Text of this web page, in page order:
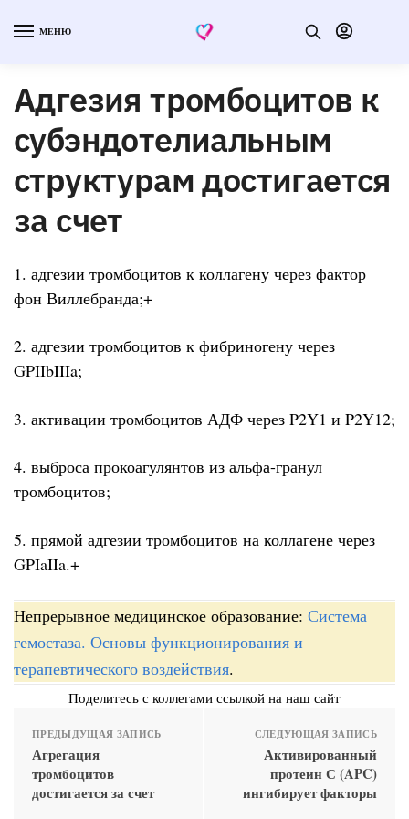
МЕНЮ
Адгезия тромбоцитов к
субэндотелиальным
структурам достигается
за счет
1. адгезии тромбоцитов к коллагену через фактор
фон Виллебранда;+
2. адгезии тромбоцитов к фибриногену через
GPIIbIIIa;
3. активации тромбоцитов АДФ через P2Y1 и P2Y12;
4. выброса прокоагулянтов из альфа-гранул
тромбоцитов;
5. прямой адгезии тромбоцитов на коллагене через
GPIaIIa.+
Непрерывное медицинское образование: Система
гемостаза. Основы функционирования и
терапевтического воздействия.
Поделитесь с коллегами ссылкой на наш сайт
ПРЕДЫДУЩАЯ ЗАПИСЬ
Агрегация
тромбоцитов
достигается за счет
СЛЕДУЮЩАЯ ЗАПИСЬ
Активированный
протеин С (APC)
ингибирует факторы